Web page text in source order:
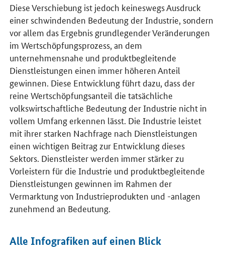
Diese Verschiebung ist jedoch keineswegs Ausdruck
einer schwindenden Bedeutung der Industrie, sondern
vor allem das Ergebnis grundlegender Veränderungen
im Wertschöpfungsprozess, an dem
unternehmensnahe und produktbegleitende
Dienstleistungen einen immer höheren Anteil
gewinnen. Diese Entwicklung führt dazu, dass der
reine Wertschöpfungsanteil die tatsächliche
volkswirtschaftliche Bedeutung der Industrie nicht in
vollem Umfang erkennen lässt. Die Industrie leistet
mit ihrer starken Nachfrage nach Dienstleistungen
einen wichtigen Beitrag zur Entwicklung dieses
Sektors. Dienstleister werden immer stärker zu
Vorleistern für die Industrie und produktbegleitende
Dienstleistungen gewinnen im Rahmen der
Vermarktung von Industrieprodukten und -anlagen
zunehmend an Bedeutung.
Alle Infografiken auf einen Blick